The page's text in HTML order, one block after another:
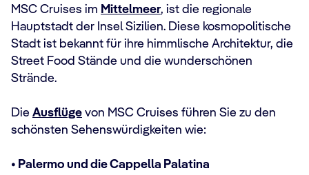
MSC Cruises im Mittelmeer, ist die regionale
Hauptstadt der Insel Sizilien. Diese kosmopolitische
Stadt ist bekannt für ihre himmlische Architektur, die
Street Food Stände und die wunderschönen
Strände.
Die Ausflüge von MSC Cruises führen Sie zu den
schönsten Sehenswürdigkeiten wie:
• Palermo und die Cappella Palatina